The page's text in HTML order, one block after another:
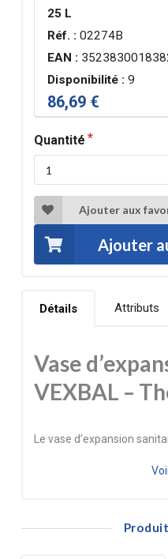
25 L
Réf. : 02274B
EAN :
Disponibilité : 9
86,69 €
Quantité
Ajouter aux
Ajouter
Détails Attributs
Vase
VEXBAL –
Le vase d’expansion
écoulements répétés du